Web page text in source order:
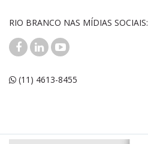
RIO BRANCO NAS MÍDIAS SOCIAIS:
(11) 4613-8455